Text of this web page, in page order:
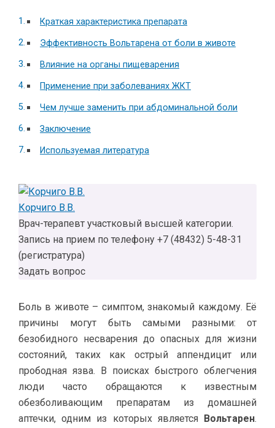
Краткая характеристика препарата
Эффективность Вольтарена от боли в животе
Влияние на органы пищеварения
Применение при заболеваниях ЖКТ
Чем лучше заменить при абдоминальной боли
Заключение
Используемая литература
Корчиго В.В.
Врач-терапевт участковый высшей категории.
Запись на прием по телефону +7 (48432) 5-48-31
(регистратура)
Задать вопрос
Боль в животе – симптом, знакомый каждому. Её
причины могут быть самыми разными: от
безобидного несварения до опасных для жизни
состояний, таких как острый аппендицит или
прободная язва. В поисках быстрого облегчения
люди часто обращаются к известным
обезболивающим препаратам из домашней
аптечки, одним из которых является Вольтарен.